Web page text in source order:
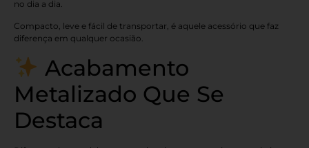
no dia a dia.
Compacto, leve e fácil de transportar, é aquele acessório que faz
diferença em qualquer ocasião.
Acabamento
Metalizado Que Se
Destaca